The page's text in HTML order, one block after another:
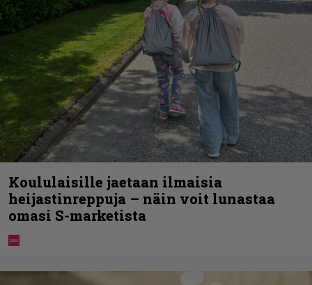
Koululaisille jaetaan ilmaisia
heijastinreppuja – näin voit lunastaa
omasi S-marketista